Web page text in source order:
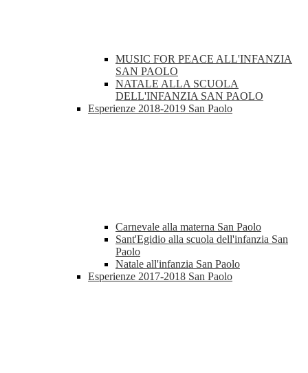
MUSIC FOR PEACE ALL'INFANZIA
SAN PAOLO
NATALE ALLA SCUOLA
DELL'INFANZIA SAN PAOLO
Esperienze 2018-2019 San Paolo
Carnevale alla materna San Paolo
Sant'Egidio alla scuola dell'infanzia San
Paolo
Natale all'infanzia San Paolo
Esperienze 2017-2018 San Paolo